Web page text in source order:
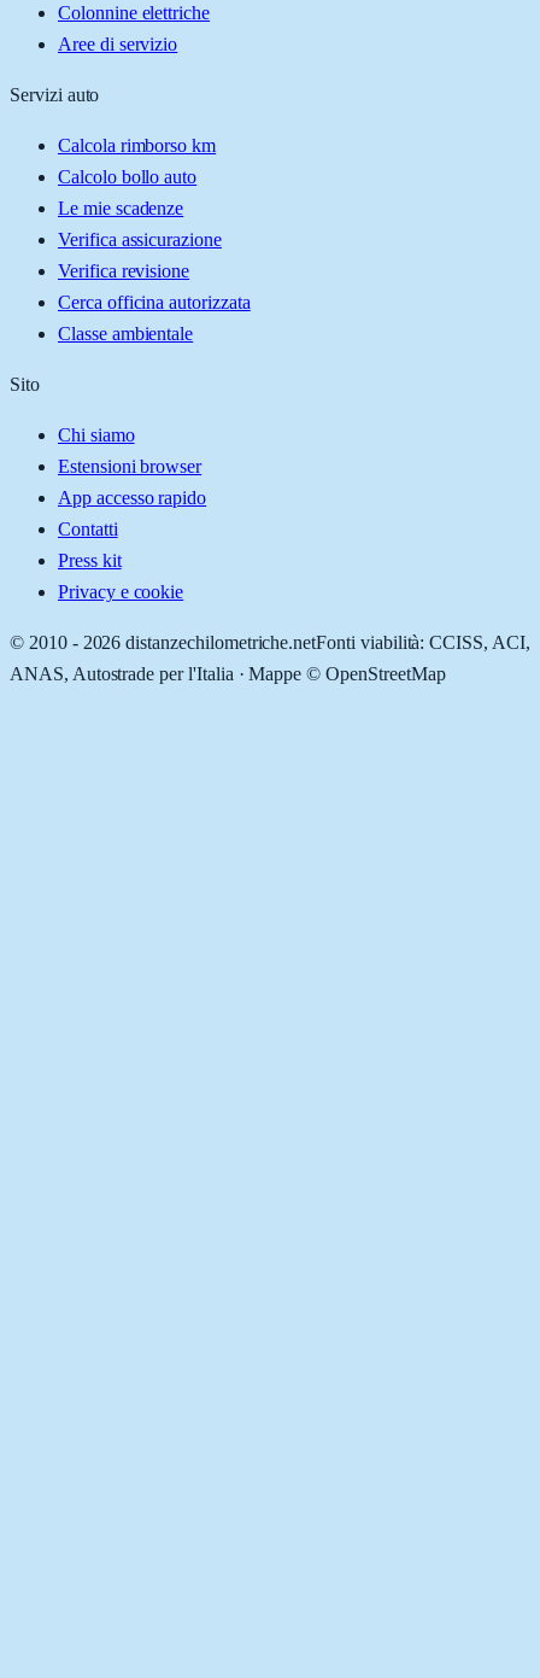
Colonnine elettriche
Aree di servizio
Servizi auto
Calcola rimborso km
Calcolo bollo auto
Le mie scadenze
Verifica assicurazione
Verifica revisione
Cerca officina autorizzata
Classe ambientale
Sito
Chi siamo
Estensioni browser
App accesso rapido
Contatti
Press kit
Privacy e cookie
© 2010 - 2026 distanzechilometriche.netFonti viabilità: CCISS, ACI,
ANAS, Autostrade per l'Italia · Mappe © OpenStreetMap